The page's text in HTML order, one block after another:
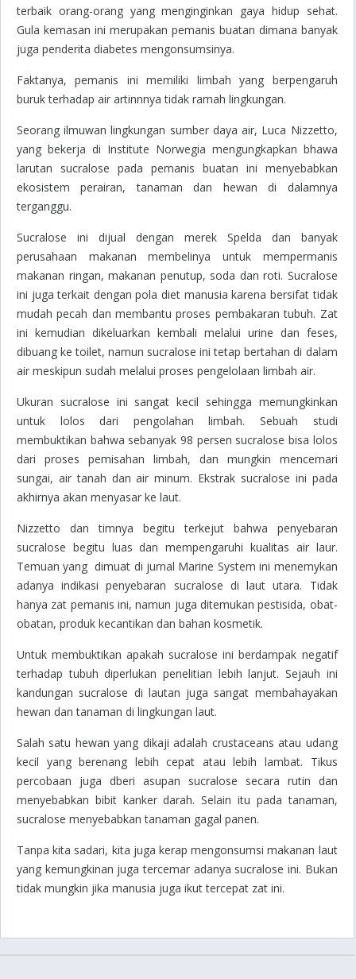
terbaik orang-orang yang menginginkan gaya hidup sehat.
Gula kemasan ini merupakan pemanis buatan dimana banyak
juga penderita diabetes mengonsumsinya.
Faktanya, pemanis ini memiliki limbah yang berpengaruh
buruk terhadap air artinnnya tidak ramah lingkungan.
Seorang ilmuwan lingkungan sumber daya air, Luca Nizzetto,
yang bekerja di Institute Norwegia mengungkapkan bhawa
larutan sucralose pada pemanis buatan ini menyebabkan
ekosistem perairan, tanaman dan hewan di dalamnya
terganggu.
Sucralose ini dijual dengan merek Spelda dan banyak
perusahaan makanan membelinya untuk mempermanis
makanan ringan, makanan penutup, soda dan roti. Sucralose
ini juga terkait dengan pola diet manusia karena bersifat tidak
mudah pecah dan membantu proses pembakaran tubuh. Zat
ini kemudian dikeluarkan kembali melalui urine dan feses,
dibuang ke toilet, namun sucralose ini tetap bertahan di dalam
air meskipun sudah melalui proses pengelolaan limbah air.
Ukuran sucralose ini sangat kecil sehingga memungkinkan
untuk lolos dari pengolahan limbah. Sebuah studi
membuktikan bahwa sebanyak 98 persen sucralose bisa lolos
dari proses pemisahan limbah, dan mungkin mencemari
sungai, air tanah dan air minum. Ekstrak sucralose ini pada
akhirnya akan menyasar ke laut.
Nizzetto dan timnya begitu terkejut bahwa penyebaran
sucralose begitu luas dan mempengaruhi kualitas air laur.
Temuan yang dimuat di jurnal Marine System ini menemykan
adanya indikasi penyebaran sucralose di laut utara. Tidak
hanya zat pemanis ini, namun juga ditemukan pestisida, obat-
obatan, produk kecantikan dan bahan kosmetik.
Untuk membuktikan apakah sucralose ini berdampak negatif
terhadap tubuh diperlukan penelitian lebih lanjut. Sejauh ini
kandungan sucralose di lautan juga sangat membahayakan
hewan dan tanaman di lingkungan laut.
Salah satu hewan yang dikaji adalah crustaceans atau udang
kecil yang berenang lebih cepat atau lebih lambat. Tikus
percobaan juga dberi asupan sucralose secara rutin dan
menyebabkan bibit kanker darah. Selain itu pada tanaman,
sucralose menyebabkan tanaman gagal panen.
Tanpa kita sadari, kita juga kerap mengonsumsi makanan laut
yang kemungkinan juga tercemar adanya sucralose ini. Bukan
tidak mungkin jika manusia juga ikut tercepat zat ini.